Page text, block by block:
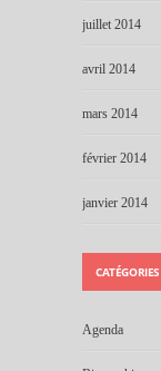
juillet 2014
avril 2014
mars 2014
février 2014
janvier 2014
CATÉGORIES
Agenda